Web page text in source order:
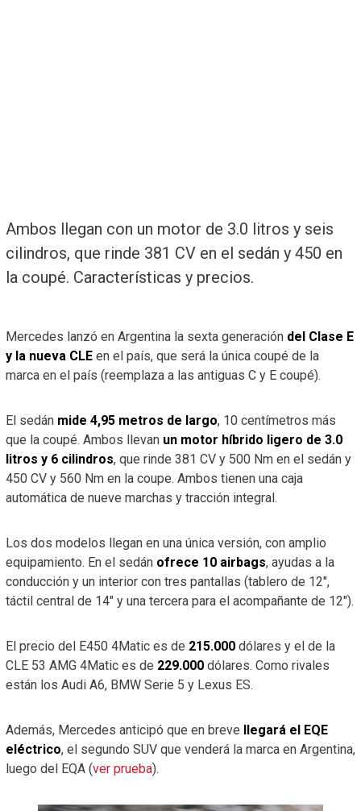
Ambos llegan con un motor de 3.0 litros y seis
cilindros, que rinde 381 CV en el sedán y 450 en
la coupé. Características y precios.
Mercedes lanzó en Argentina la sexta generación del Clase E
y la nueva CLEen el país, que será la única coupé de la
marca en el país (reemplaza a las antiguas C y E coupé).
El sedán mide 4,95 metros de largo, 10 centímetros más
que la coupé. Ambos llevan un motor híbrido ligero de 3.0
litros y 6 cilindros, que rinde 381 CV y 500 Nm en el sedán y
450 CV y 560 Nm en la coupe. Ambos tienen una caja
automática de nueve marchas y tracción integral.
Los dos modelos llegan en una única versión, con amplio
equipamiento. En el sedán ofrece 10 airbags, ayudas a la
conducción y un interior con tres pantallas (tablero de 12″,
táctil central de 14″ y una tercera para el acompañante de 12″).
El precio del E450 4Matic es de 215.000dólares y el de la
CLE 53 AMG 4Matic es de 229.000dólares. Como rivales
están los Audi A6, BMW Serie 5 y Lexus ES.
Además, Mercedes anticipó que en breve
llegará el EQE
eléctrico, el segundo SUV que venderá la marca en Argentina,
luego del EQA (ver prueba).